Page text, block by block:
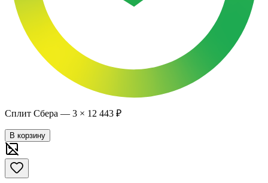
Сплит Сбера — 3 × 12 443 ₽
В корзину